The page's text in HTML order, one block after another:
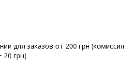
для заказов от 200 грн (комиссия
20 грн)